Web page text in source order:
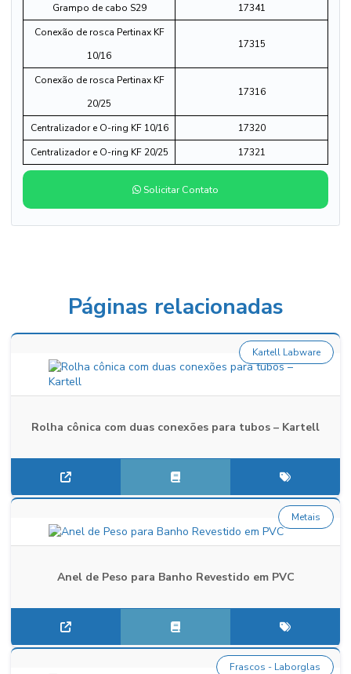
Grampo de cabo S29
17341
Conexão de rosca Pertinax KF
10/16
17315
Conexão de rosca Pertinax KF
20/25
17316
Centralizador e O-ring KF 10/16
17320
Centralizador e O-ring KF 20/25
17321
Solicitar Contato
Páginas relacionadas
Rolha cônica com duas conexões para tubos – Kartell
Kartell Labware
Anel de Peso para Banho Revestido em PVC
Metais
Frascos - Laborglas